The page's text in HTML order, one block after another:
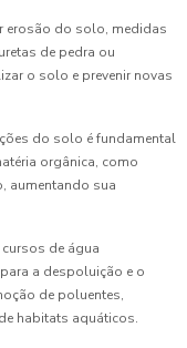
erosão do solo, medidas
de pedra ou
o solo e prevenir novas
do solo é fundamental
orgânica, como
aumentando sua
cursos de água
a despoluição e o
de poluentes,
habitats aquáticos.